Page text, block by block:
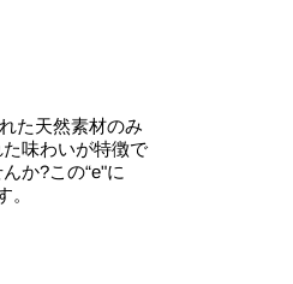
た天然素材のみ
味わいが特徴で
か?この“e"に